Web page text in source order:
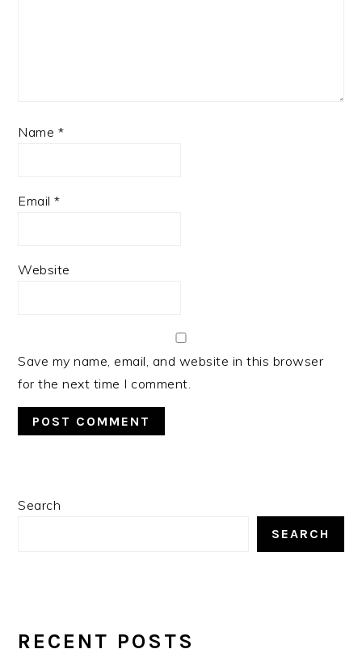
Name *
Email*
Website
Save my name, email, and website in this browser
for the next time I comment.
PRIMARY
Search
SEARCH
RECENT POSTS